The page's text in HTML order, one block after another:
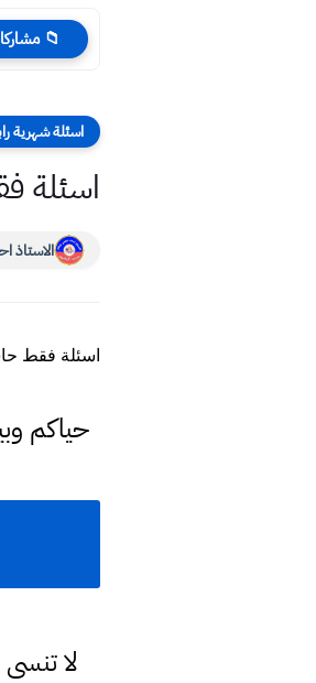
📁
اسئلة شهرية
اسئلة
الاستاذ
اسئلة فقط
حياكم
لا